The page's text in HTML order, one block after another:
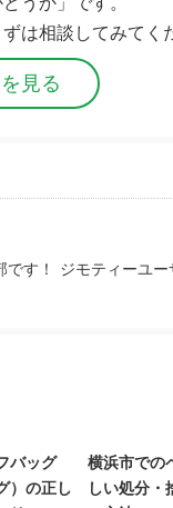
は相談してみてく
見る
です！ ジモティーユ
バッグ
）の正し
横浜市での
しい処分・